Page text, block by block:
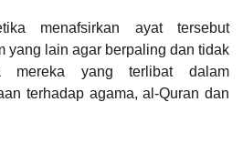
menafsirkan ayat tersebut
yang lain agar berpaling dan tidak
mereka yang terlibat dalam
terhadap agama, al-Quran dan